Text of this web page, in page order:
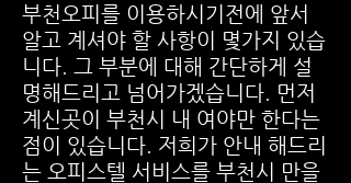
부천오피를 이용하시기전에 앞서
알고 계셔야 할 사항이 몇가지 있습
니다. 그 부분에 대해 간단하게 설
명해드리고 넘어가겠습니다. 먼저
계신곳이 부천시 내 여야만 한다는
점이 있습니다. 저희가 안내 해드리
는 오피스텔 서비스를 부천시 만을